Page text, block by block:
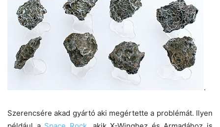
.
Szerencsére akad gyártó aki megértette a problémát. Ilyen